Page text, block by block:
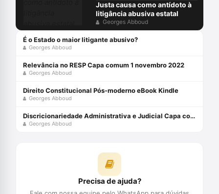
Justa causa como antídoto à
litigância abusiva estatal
Georges Abboud
É o Estado o maior litigante abusivo?
Georges Abboud
Relevância no RESP Capa comum 1 novembro 2022
Georges Abboud
Direito Constitucional Pós-moderno eBook Kindle
Georges Abboud
Discricionariedade Administrativa e Judicial Capa comum 25 outubro 2014
Georges Abboud
Precisa de ajuda?